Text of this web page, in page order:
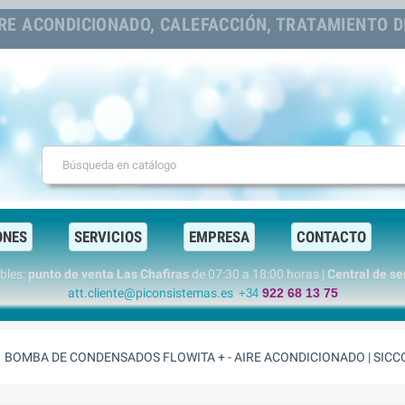
ACONDICIONADO, CALEFACCIÓN, TRATAMIENTO
SERVICIOS EMPRESA CONTACTO
punto de venta Las Chafirasde 07:30 a 18:00 horas |Central de
att.cliente@piconsistemas.es +34 922 68 13 75
BOMBA DE CONDENSADOS FLOWITA + - AIRE ACONDICIONADO |